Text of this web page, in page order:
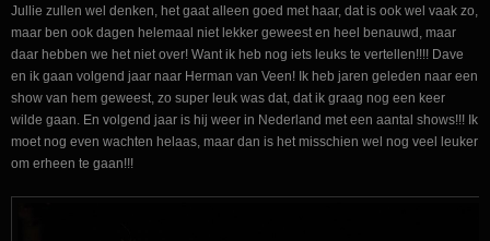
Jullie zullen wel denken, het gaat alleen goed met haar, dat is ook wel vaak zo,
maar ben ook dagen helemaal niet lekker geweest en heel benauwd, maar
daar hebben we het niet over! Want ik heb nog iets leuks te vertellen!!!! Dave
en ik gaan volgend jaar naar Herman van Veen! Ik heb jaren geleden naar een
show van hem geweest, zo super leuk was dat, dat ik graag nog een keer
wilde gaan. En volgend jaar is hij weer in Nederland met een aantal shows!!! Ik
moet nog even wachten helaas, maar dan is het misschien wel nog veel leuker
om erheen te gaan!!!